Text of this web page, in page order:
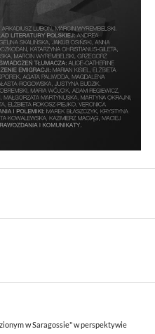
w Saragossie" w perspektywie